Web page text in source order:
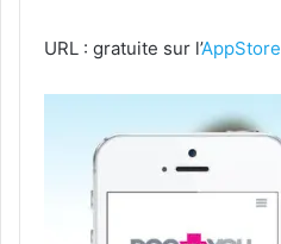
URL : gratuite sur l’AppStore